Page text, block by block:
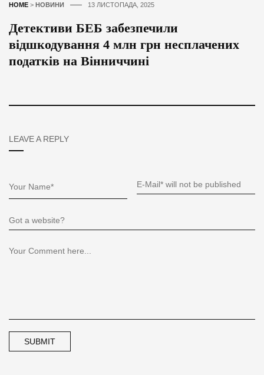
HOME > НОВИНИ 13 ЛИСТОПАДА, 2025
Детективи БЕБ забезпечили
відшкодування 4 млн грн несплачених
податків на Вінниччині
LEAVE A REPLY